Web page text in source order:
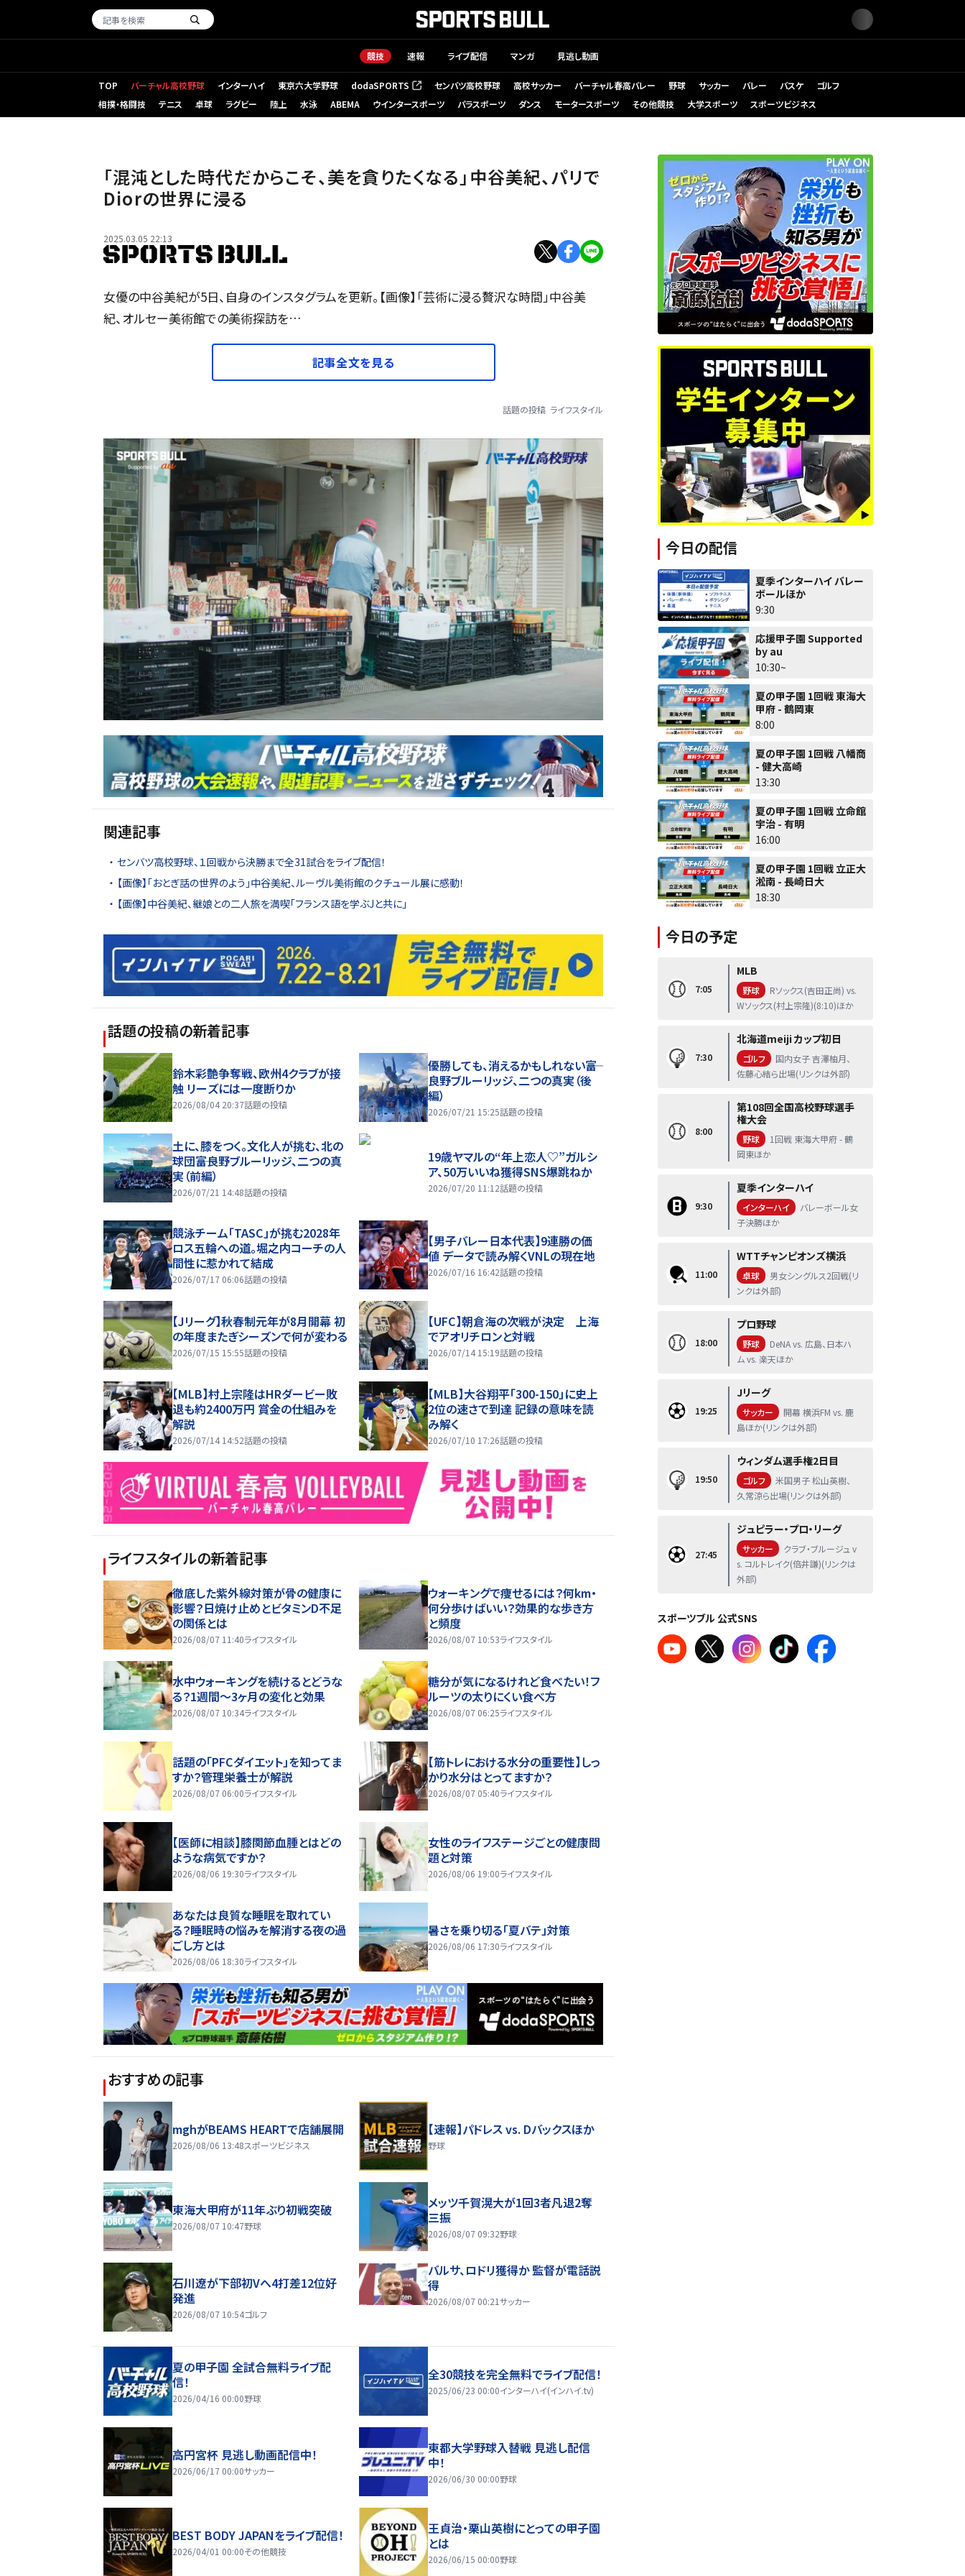
競技 速報 ライブ配信 マンガ 見逃し動画
TOP バーチャル高校野球 インターハイ 東京六大学野球 dodaSPORTS
（新しいタブで開く） センバツ高校野球 高校サッカー バーチャル春高バレー 野球 サッカー バレー バスケ
ゴルフ
相撲・格闘技
テニス 卓球 ラグビー 陸上 水泳 ABEMA ウインタースポーツ パラスポーツ ダンス モータースポーツ その他競技 大学スポーツ スポーツビジネス
「混沌とした時代だからこそ、美を貪りたくなる」中谷美紀、パリで
Diorの世界に浸る
2025.03.05 22:13
女優の中谷美紀が5日、自身のインスタグラムを更新。【画像】「芸術に浸る贅沢な時間」中谷美
紀、オルセー美術館での美術探訪を…
記事全文を見る
話題の投稿 ライフスタイル
関連記事
センバツ高校野球、１回戦から決勝まで全31試合をライブ配信！
【画像】「おとぎ話の世界のよう」中谷美紀、ルーヴル美術館のクチュール展に感動！
【画像】中谷美紀、継娘との二人旅を満喫「フランス語を学ぶJと共に」
話題の投稿の新着記事
鈴木彩艶争奪戦、欧州4クラブが接
触 リーズには一度断りか
2026/08/04 20:37話題の投稿
優勝しても、消えるかもしれない――富
良野ブルーリッジ、二つの真実（後
編）
2026/07/21 15:25話題の投稿
土に、膝をつく。文化人が挑む、北の
球団――富良野ブルーリッジ、二つの真
実（前編）
2026/07/21 14:48話題の投稿
19歳ヤマルの“年上恋人♡”ガルシ
ア、50万いいね獲得SNS爆跳ねか
2026/07/20 11:12話題の投稿
競泳チーム「TASC」が挑む2028年
ロス五輪への道。堀之内コーチの人
間性に惹かれて結成
2026/07/17 06:06話題の投稿
【男子バレー日本代表】9連勝の価
値 データで読み解くVNLの現在地
2026/07/16 16:42話題の投稿
【Jリーグ】秋春制元年が8月開幕 初
の年度またぎシーズンで何が変わる
2026/07/15 15:55話題の投稿
【UFC】朝倉海の次戦が決定 上海
でアオリチロンと対戦
2026/07/14 15:19話題の投稿
【MLB】村上宗隆はHRダービー敗
退も約2400万円 賞金の仕組みを
解説
2026/07/14 14:52話題の投稿
【MLB】大谷翔平「300-150」に史上
2位の速さで到達 記録の意味を読
み解く
2026/07/10 17:26話題の投稿
ライフスタイルの新着記事
徹底した紫外線対策が骨の健康に
影響？日焼け止めとビタミンD不足
の関係とは
2026/08/07 11:40ライフスタイル
ウォーキングで痩せるには？何km・
何分歩けばいい？効果的な歩き方
と頻度
2026/08/07 10:53ライフスタイル
水中ウォーキングを続けるとどうな
る？1週間～3ヶ月の変化と効果
2026/08/07 10:34ライフスタイル
糖分が気になるけれど食べたい！フ
ルーツの太りにくい食べ方
2026/08/07 06:25ライフスタイル
話題の「PFCダイエット」を知ってま
すか？管理栄養士が解説
2026/08/07 06:00ライフスタイル
【筋トレにおける水分の重要性】しっ
かり水分はとってますか？
2026/08/07 05:40ライフスタイル
【医師に相談】膝関節血腫とはどの
ような病気ですか？
2026/08/06 19:30ライフスタイル
女性のライフステージごとの健康問
題と対策
2026/08/06 19:00ライフスタイル
あなたは良質な睡眠を取れてい
る？睡眠時の悩みを解消する夜の過
ごし方とは
2026/08/06 18:30ライフスタイル
暑さを乗り切る「夏バテ」対策
2026/08/06 17:30ライフスタイル
おすすめの記事
mghがBEAMS HEARTで店舗展開
2026/08/06 13:48スポーツビジネス
【速報】パドレス vs. Dバックスほか
野球
東海大甲府が11年ぶり初戦突破
2026/08/07 10:47野球
メッツ千賀滉大が1回3者凡退2奪
三振
2026/08/07 09:32野球
石川遼が下部初Vへ4打差12位好
発進
2026/08/07 10:54ゴルフ
バルサ、ロドリ獲得か 監督が電話説
得
2026/08/07 00:21サッカー
夏の甲子園 全試合無料ライブ配
信！
2026/04/16 00:00野球
全30競技を完全無料でライブ配信！
2025/06/23 00:00インターハイ(インハイ.tv)
高円宮杯 見逃し動画配信中！
2026/06/17 00:00サッカー
東都大学野球入替戦 見逃し配信
中！
2026/06/30 00:00野球
BEST BODY JAPANをライブ配信！
2026/04/01 00:00その他競技
王貞治・栗山英樹にとっての甲子園
とは
2026/06/15 00:00野球
今日の配信
夏季インターハイ バレー
ボールほか
9:30
応援甲子園 Supported
by au
10:30~
夏の甲子園 1回戦 東海大
甲府 - 鶴岡東
8:00
夏の甲子園 1回戦 八幡商
- 健大高崎
13:30
夏の甲子園 1回戦 立命館
宇治 - 有明
16:00
夏の甲子園 1回戦 立正大
淞南 - 長崎日大
18:30
今日の予定
7:05
MLB
野球
Rソックス(吉田正尚) vs.
Wソックス(村上宗隆)(8:10)ほか
7:30
北海道meiji カップ初日
ゴルフ
国内女子 吉澤柚月、
佐藤心結ら出場(リンクは外部)
8:00
第108回全国高校野球選手
権大会
野球
1回戦 東海大甲府 - 鶴
岡東ほか
9:30
夏季インターハイ
インターハイ
バレーボール女
子決勝ほか
11:00
WTTチャンピオンズ横浜
卓球
男女シングルス2回戦(リ
ンクは外部)
18:00
プロ野球
野球
DeNA vs. 広島、日本ハ
ム vs. 楽天ほか
19:25
Jリーグ
サッカー
開幕 横浜FM vs. 鹿
島ほか(リンクは外部)
19:50
ウィンダム選手権2日目
ゴルフ
米国男子 松山英樹、
久常涼ら出場(リンクは外部)
27:45
ジュピラー・プロ・リーグ
サッカー
クラブ・ブルージュ v
s. コルトレイク(倍井謙)(リンクは
外部)
スポーツブル 公式SNS